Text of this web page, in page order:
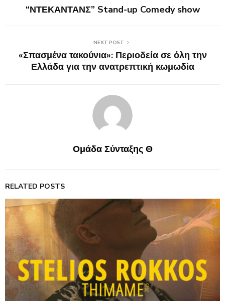
“ΝΤΕΚΑΝΤΑΝΣ” Stand-up Comedy show
NEXT POST
«Σπασμένα τακούνια»: Περιοδεία σε όλη την
Ελλάδα για την ανατρεπτική κωμωδία
Ομάδα Σύνταξης Θ
RELATED POSTS